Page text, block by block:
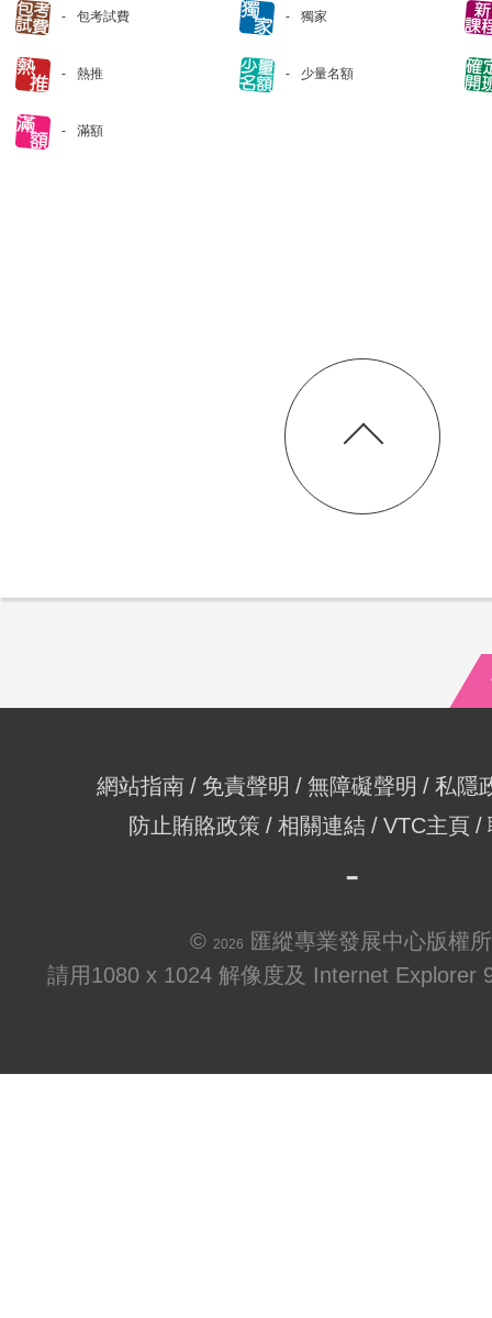
包考試費 獨家
熱推 少量名額
滿額
網站指南 免責聲明 無障礙聲明
私隱
防止賄賂政策
相關連結 VTC主頁
© 2026
匯縱專業發展中心版權
請用1080 x 1024 解像度及 Internet Explorer